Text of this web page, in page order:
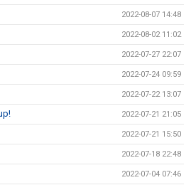
2022-08-07 14:48
2022-08-02 11:02
2022-07-27 22:07
2022-07-24 09:59
2022-07-22 13:07
2022-07-21 21:05
2022-07-21 15:50
2022-07-18 22:48
2022-07-04 07:46